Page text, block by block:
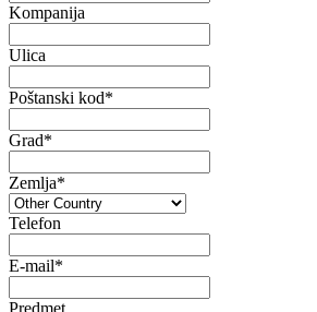
Kompanija
Ulica
Poštanski kod*
Grad*
Zemlja*
Telefon
E-mail*
Predmet